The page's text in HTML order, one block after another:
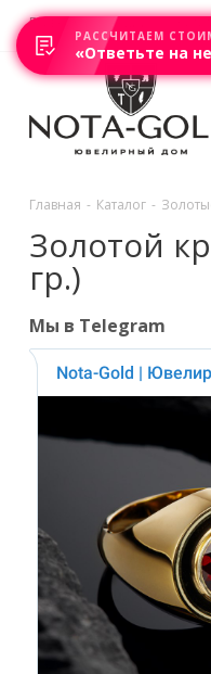
Главная Акции
Главная - Каталог -
Золотой
гр.)
Мы в Telegram
РАССЧИТАЕМ
«Ответьте на